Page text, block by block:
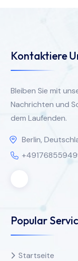
Kontaktiere
Bleiben Sie mit
Nachrichten und
dem Laufenden.
Berlin,
Popular
Startseite